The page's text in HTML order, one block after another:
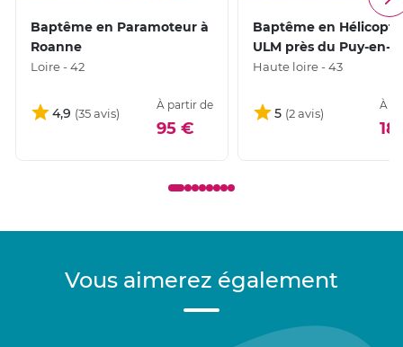
Baptême en Paramoteur à
Roanne
Loire - 42
4,9
À partir de
95 €
Baptême en
ULM près du Puy-en-
Haute loire - 43
5
À
Vous aimerez également